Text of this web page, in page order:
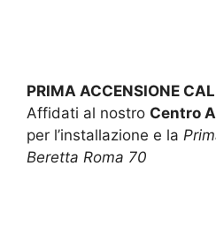
PRIMA ACCENSIONE
Affidati al nostro Centro
per l’installazione e la
Beretta Roma 70